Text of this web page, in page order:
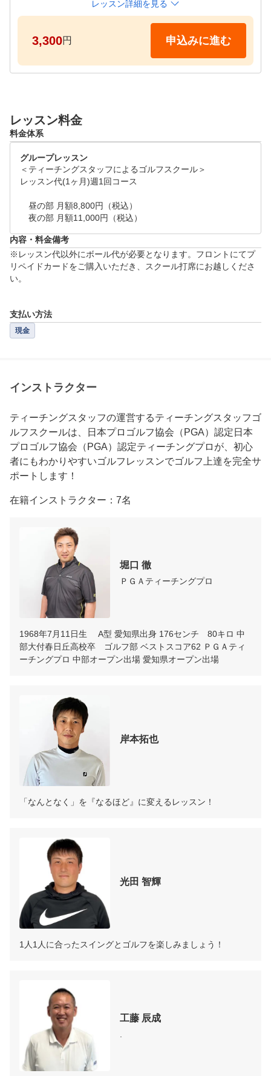
インストラクターの希望がある場合は、下記ご確認
頂きリクエストを御願い致します。
＜纐纈プロ＞月：19:00～20:30、20:30～22:00
木：19:00～20:30、20:30～22:00
金：10:30～12:00、
＜石原プロ＞水：19:00～20:30、20:30～22:00
＜工藤プロ＞土：13:30～15:00、15:00～16:30、19:
00～20:30、20:30～22:00
レッスン詳細を見る
3,300円 申込みに進む
レッスン料金
料金体系
グループレッスン
＜ティーチングスタッフによるゴルフスクール＞
レッスン代(1ヶ月)週1回コース
昼の部 月額8,800円（税込）
夜の部 月額11,000円（税込）
内容・料金備考
※レッスン代以外にボール代が必要となります。フロントにてプ
リペイドカードをご購入いただき、スクール打席にお越しくださ
い。
支払い方法
現金
インストラクター
ティーチングスタッフの運営するティーチングスタッフゴ
ルフスクールは、日本プロゴルフ協会（PGA）認定日本
プロゴルフ協会（PGA）認定ティーチングプロが、初心
者にもわかりやすいゴルフレッスンでゴルフ上達を完全サ
ポートします！
在籍インストラクター：7名
堀口 徹
ＰＧＡティーチングプロ
1968年7月11日生　 A型 愛知県出身 176センチ　80キロ 中
部大付春日丘高校卒　ゴルフ部 ベストスコア62 ＰＧＡティ
岸本拓也
「なんとなく」を『なるほど』に変えるレッスン！
光田 智輝
1人1人に合ったスイングとゴルフを楽しみましょう！
工藤 辰成